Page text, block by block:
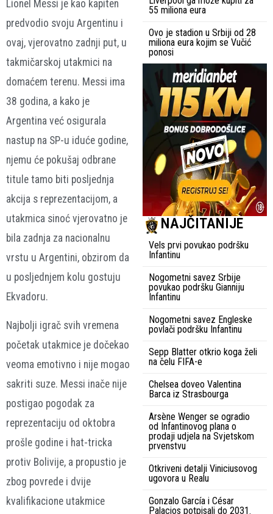
Lionel Messi je kao kapiten
predvodio svoju Argentinu i
ovaj, vjerovatno zadnji put, u
takmičarskoj utakmici na
domaćem terenu. Messi ima
38 godina, a kako je
Argentina već osigurala
nastup na SP-u iduće godine,
njemu će pokušaj odbrane
titule tamo biti posljednja
akcija s reprezentacijom, a
utakmica sinoć vjerovatno je
bila zadnja za nacionalnu
vrstu u Argentini, obzirom da
u posljednjem kolu gostuju
Ekvadoru.
Najbolji igrač svih vremena
početak utakmice je dočekao
veoma emotivno i nije mogao
sakriti suze. Messi inače nije
postigao pogodak za
reprezentaciju od oktobra
prošle godine i hat-tricka
protiv Bolivije, a propustio je
zbog povrede i dvije
kvalifikacione utakmice
55 miliona eura
Ovo je stadion u Srbiji od 28
miliona eura kojim se Vučić
ponosi
NAJČITANIJE
Vels prvi povukao podršku
Infantinu
Nogometni savez Srbije
povukao podršku Gianniju
Infantinu
Nogometni savez Engleske
povlači podršku Infantinu
Sepp Blatter otkrio koga želi
na čelu FIFA-e
Chelsea doveo Valentina
Barca iz Strasbourga
Arsène Wenger se ogradio
od Infantinovog plana o
prodaji udjela na Svjetskom
prvenstvu
Otkriveni detalji Viniciusovog
ugovora u Realu
Gonzalo García i César
Palacios potpisali do 2031.